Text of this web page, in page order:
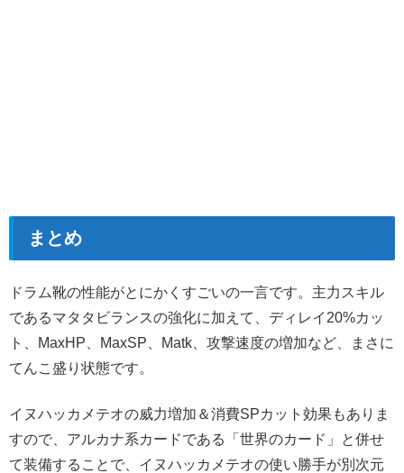
まとめ
ドラム靴の性能がとにかくすごいの一言です。主力スキル
であるマタタビランスの強化に加えて、ディレイ20%カッ
ト、MaxHP、MaxSP、Matk、攻撃速度の増加など、まさに
てんこ盛り状態です。
イヌハッカメテオの威力増加＆消費SPカット効果もありま
すので、アルカナ系カードである「世界のカード」と併せ
て装備することで、イヌハッカメテオの使い勝手が別次元